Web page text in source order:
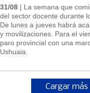
31/08 | La semana que
del sector docente durante
De lunes a jueves habrá
y movilizaciones. Para el
paro provincial con una
Ushuaia.
Cargar